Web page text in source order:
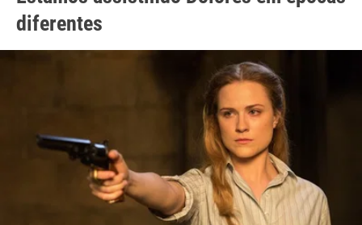
diferentes